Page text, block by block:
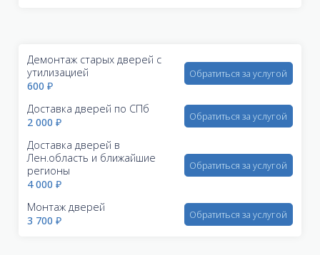
Демонтаж старых дверей с
утилизацией
600 ₽
Обратиться за услугой
Доставка дверей по СПб
2 000 ₽
Обратиться за услугой
Доставка дверей в
Лен.область и ближайшие
регионы
4 000 ₽
Обратиться за услугой
Монтаж дверей
3 700 ₽
Обратиться за услугой